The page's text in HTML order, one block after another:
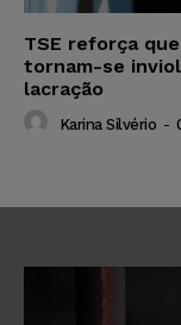
TSE reforça
tornam-se
lacração
Karina Silvério -